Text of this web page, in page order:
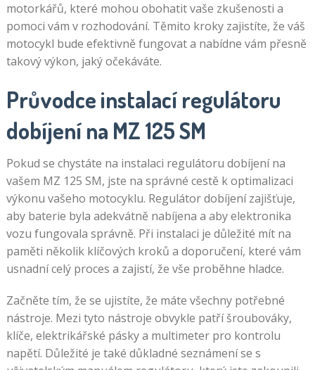
motorkářů, které mohou obohatit vaše zkušenosti a
pomoci vám v rozhodování. Těmito kroky zajistíte, že váš
motocykl bude efektivně fungovat a nabídne vám přesně
takový výkon, jaký očekáváte.
Průvodce instalací regulátoru
dobíjení na MZ 125 SM
Pokud se chystáte na instalaci regulátoru dobíjení na
vašem MZ 125 SM, jste na správné cestě k optimalizaci
výkonu vašeho motocyklu. Regulátor dobíjení zajišťuje,
aby baterie byla adekvátně nabíjena a aby elektronika
vozu fungovala správně. Při instalaci je důležité mít na
paměti několik klíčových kroků a doporučení, které vám
usnadní celý proces a zajistí, že vše proběhne hladce.
Začněte tím, že se ujistíte, že máte všechny potřebné
nástroje. Mezi tyto nástroje obvykle patří šroubováky,
klíče, elektrikářské pásky a multimeter pro kontrolu
napětí. Důležité je také důkladné seznámení se s